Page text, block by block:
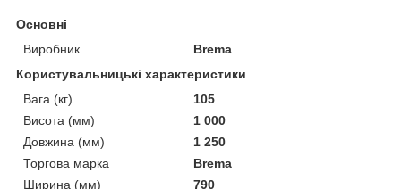
Основні
Виробник
Brema
Користувальницькі характеристики
Вага (кг)
105
Висота (мм)
1 000
Довжина (мм)
1 250
Торгова марка
Brema
Ширина (мм)
790